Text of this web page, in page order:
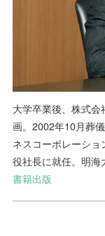
大学卒業後、株式
画。2002年10月葬
ネスコーポレーシ
役社長に就任。明海
書籍出版